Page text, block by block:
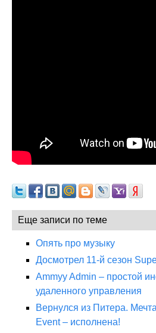
Еще записи по теме
Опять про музыку
Досмотрел 11-й сезон
Ammyy Admin – простой
удаленного управления
Вернулся из Питера.
Event – исполнена!